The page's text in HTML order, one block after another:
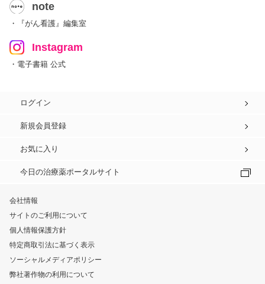
note
・『がん看護』編集室
Instagram
・電子書籍 公式
ログイン
新規会員登録
お気に入り
今日の治療薬ポータルサイト
会社情報
サイトのご利用について
個人情報保護方針
特定商取引法に基づく表示
ソーシャルメディアポリシー
弊社著作物の利用について